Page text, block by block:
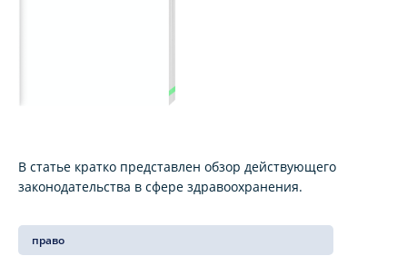
В статье кратко представлен обзор действующего
законодательства в сфере здравоохранения.
право